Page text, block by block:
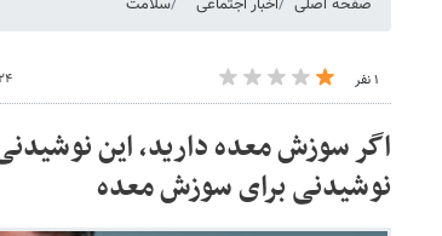
۱ نفر ۲۴ خرداد
اگر سوزش معده دارید، این
نوشیدنی برای سوزش معده